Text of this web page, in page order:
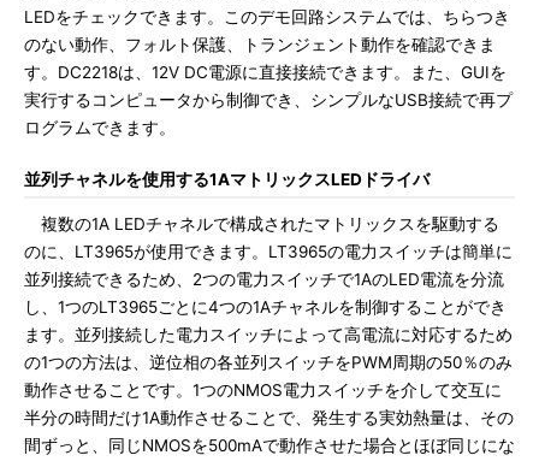
LEDをチェックできます。このデモ回路システムでは、ちらつき
のない動作、フォルト保護、トランジェント動作を確認できま
す。DC2218は、12V DC電源に直接接続できます。また、GUIを
実行するコンピュータから制御でき、シンプルなUSB接続で再プ
ログラムできます。
並列チャネルを使用する1AマトリックスLEDドライバ
複数の1A LEDチャネルで構成されたマトリックスを駆動する
のに、LT3965が使用できます。LT3965の電力スイッチは簡単に
並列接続できるため、2つの電力スイッチで1AのLED電流を分流
し、1つのLT3965ごとに4つの1Aチャネルを制御することができ
ます。並列接続した電力スイッチによって高電流に対応するため
の1つの方法は、逆位相の各並列スイッチをPWM周期の50％のみ
動作させることです。1つのNMOS電力スイッチを介して交互に
半分の時間だけ1A動作させることで、発生する実効熱量は、その
間ずっと、同じNMOSを500mAで動作させた場合とほぼ同じにな